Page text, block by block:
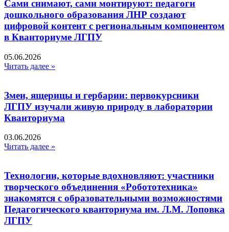
Сами снимают, сами монтируют: педагоги
дошкольного образования ЛНР создают
цифровой контент с региональным компонентом
в Кванториуме ЛГПУ​
05.06.2026
Читать далее »
Змеи, ящерицы и гербарии: первокурсники
ЛГПУ изучали живую природу в лаборатории
Кванториума
03.06.2026
Читать далее »
Технологии, которые вдохновляют: участники
творческого объединения «Робототехника»
знакомятся с образовательными возможностями
Педагогического кванториума им. Л.М. Лоповка
ЛГПУ